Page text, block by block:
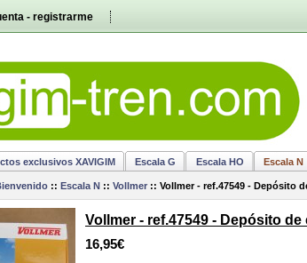
- registrarme
exclusivos XAVIGIM Escala G Escala HO Escala N
:: Escala N:: Vollmer:: Vollmer - ref.47549 - Depósito
Vollmer - ref.47549 - Depósito
16,95€